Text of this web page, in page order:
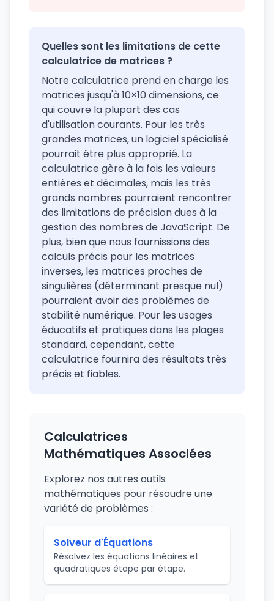
Quelles sont les limitations de cette
calculatrice de matrices ?
Notre calculatrice prend en charge les
matrices jusqu'à 10×10 dimensions, ce
qui couvre la plupart des cas
d'utilisation courants. Pour les très
grandes matrices, un logiciel spécialisé
pourrait être plus approprié. La
calculatrice gère à la fois les valeurs
entières et décimales, mais les très
grands nombres pourraient rencontrer
des limitations de précision dues à la
gestion des nombres de JavaScript. De
plus, bien que nous fournissions des
calculs précis pour les matrices
inverses, les matrices proches de
singulières (déterminant presque nul)
pourraient avoir des problèmes de
stabilité numérique. Pour les usages
éducatifs et pratiques dans les plages
standard, cependant, cette
calculatrice fournira des résultats très
précis et fiables.
Calculatrices
Mathématiques Associées
Explorez nos autres outils
mathématiques pour résoudre une
variété de problèmes :
Solveur d'Équations
Résolvez les équations linéaires et
quadratiques étape par étape.